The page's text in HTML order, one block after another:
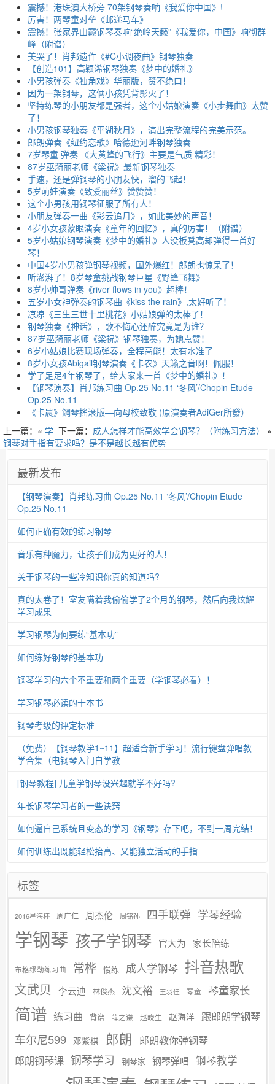
震撼！港珠澳大桥旁 70架钢琴奏响《我爱你中国》!
厉害！两琴童对垒《邮递马车》
震撼！张家界山巅钢琴奏响“绝岭天籁”《我爱你，中国》响彻群
峰（附谱）
美哭了！肖邦遗作《#C小调夜曲》钢琴独奏
【创造101】高颖浠钢琴独奏《梦中的婚礼》
小男孩弹奏《独角戏》华丽版，赞不绝口！
因为一架钢琴，这俩小孩凭背影火了！
坚持练琴的小朋友都是强者，这个小姑娘演奏《小步舞曲》太赞
了！
小男孩钢琴独奏《平湖秋月》，演出完整流程的完美示范。
郎朗弹奏《纽约恋歌》哈德逊河畔钢琴独奏
7岁琴童 弹奏 《大黄蜂的飞行》主要是气质 精彩！
87岁巫漪丽老师《梁祝》最新钢琴独奏
手速，还是弹钢琴的小朋友快，溜的飞起！
5岁萌娃演奏《致爱丽丝》赞赞赞！
这个小男孩用钢琴征服了所有人！
小朋友弹奏一曲《彩云追月》，如此美妙的声音！
4岁小女孩蒙眼演奏《童年的回忆》，真的厉害！（附谱）
5岁小姑娘钢琴演奏《梦中的婚礼》人没板凳高却弹得一首好
琴！
中国4岁小男孩弹钢琴视频，国外爆红！郎朗也惊呆了！
听澎湃了！8岁琴童挑战钢琴巨星《野蜂飞舞》
8岁小帅哥弹奏《river flows in you》超棒！
五岁小女神弹奏的钢琴曲《kiss the rain》,太好听了！
凉凉《三生三世十里桃花》小姑娘弹的太棒了！
钢琴独奏《神话》，歌不悔心还醉究竟是为谁？
87岁巫漪丽老师《梁祝》钢琴独奏，为她点赞！
6岁小姑娘比赛现场弹奏，全程高能！太有水准了
8岁小女孩Abigail钢琴演奏《卡农》天籁之音啊！佩服！
学了足足4年钢琴了，给大家来一首《梦中的婚礼》！
【钢琴演奏】肖邦练习曲 Op.25 No.11 ‘冬风’/Chopin Etude
Op.25 No.11
《卡農》鋼琴搖滾版—向母校致敬 (原演奏者AdiGer所發）
下一篇： 成人怎样才能高效学会钢琴？（附练习方法） »
上一篇：« 学
钢琴对手指有要求吗？是不是越长越有优势
最新发布
【钢琴演奏】肖邦练习曲 Op.25 No.11 ‘冬风’/Chopin Etude
Op.25 No.11
如何正确有效的练习钢琴
音乐有种魔力，让孩子们成为更好的人！
关于钢琴的一些冷知识你真的知道吗?
真的太卷了！室友瞒着我偷偷学了2个月的钢琴，然后向我炫耀
学习成果
学习钢琴为何要练“基本功”
如何练好钢琴的基本功
钢琴学习的六个不重要和两个重要（学钢琴必看）！
学习钢琴必读的十本书
钢琴考级的评定标准
（免费）【钢琴教学1~11】超适合新手学习！流行键盘弹唱教
学合集（电钢琴入门自学教
[钢琴教程] 儿童学钢琴没兴趣就学不好吗?
年长钢琴学习者的一些诀窍
如何逼自己系统且变态的学习《钢琴》存下吧，不到一周完结！
如何训练出既能轻松抬高、又能独立活动的手指
标签
2016星海杯 周广仁 周杰伦 周铭孙 四手联弹 学琴经验
学钢琴 孩子学钢琴 官大为 家长陪练
布格缪勒练习曲 常桦 慢练 成人学钢琴 抖音热歌
文武贝 李云迪 林俊杰 沈文裕 王羽佳 琴童 琴童家长
简谱 练习曲 背谱 薛之谦 赵晓生 赵海洋 跟郎朗学钢琴
车尔尼599 邓紫棋 郎朗 郎朗教你弹钢琴
郎朗钢琴课 钢琴学习 钢琴家 钢琴弹唱 钢琴教学